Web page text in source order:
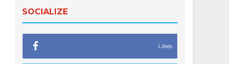
SOCIALIZE
Likes